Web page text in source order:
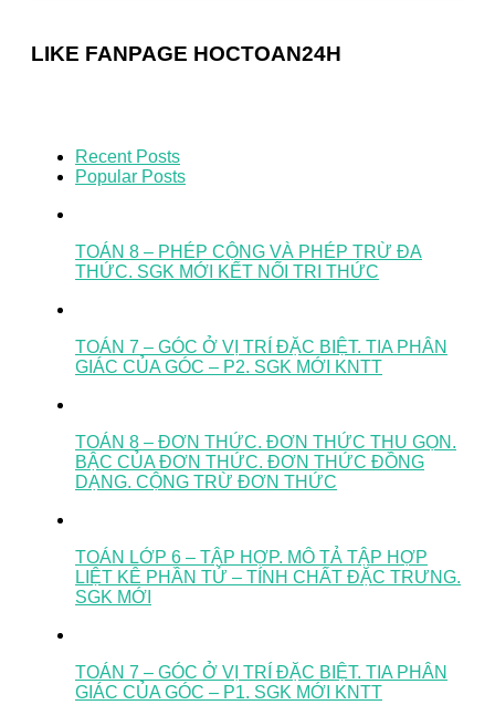
LIKE FANPAGE HOCTOAN24H
Recent Posts
Popular Posts
TOÁN 8 – PHÉP CỘNG VÀ PHÉP TRỪ ĐA
THỨC. SGK MỚI KẾT NỐI TRI THỨC
TOÁN 7 – GÓC Ở VỊ TRÍ ĐẶC BIỆT. TIA PHÂN
GIÁC CỦA GÓC – P2. SGK MỚI KNTT
TOÁN 8 – ĐƠN THỨC. ĐƠN THỨC THU GỌN.
BẬC CỦA ĐƠN THỨC. ĐƠN THỨC ĐỒNG
DẠNG. CỘNG TRỪ ĐƠN THỨC
TOÁN LỚP 6 – TẬP HỢP. MÔ TẢ TẬP HỢP
LIỆT KÊ PHẦN TỬ – TÍNH CHẤT ĐẶC TRƯNG.
SGK MỚI
TOÁN 7 – GÓC Ở VỊ TRÍ ĐẶC BIỆT. TIA PHÂN
GIÁC CỦA GÓC – P1. SGK MỚI KNTT